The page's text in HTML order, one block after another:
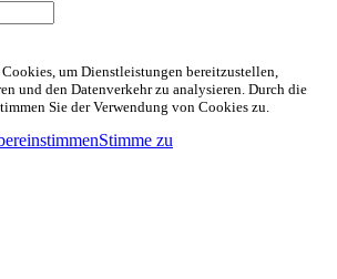
um Dienstleistungen bereitzustellen,
und den Datenverkehr zu analysieren. Durch die
Sie der Verwendung von Cookies zu.
Stimme zu